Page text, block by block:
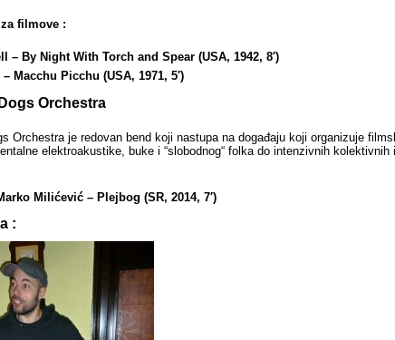
filmove :
– By Night With Torch and Spear (USA, 1942, 8′)
Macchu Picchu (USA, 1971, 5′)
Orchestra
Orchestra je redovan bend koji nastupa na događaju koji organizuje
elektroakustike, buke i “slobodnog“ folka do intenzivnih
Milićević – Plejbog (SR, 2014, 7′)
: